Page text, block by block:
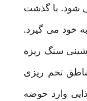
شود. با گذشت
خود می گیرد.
سنگ ریزه
تخم ریزی
وارد حوضه